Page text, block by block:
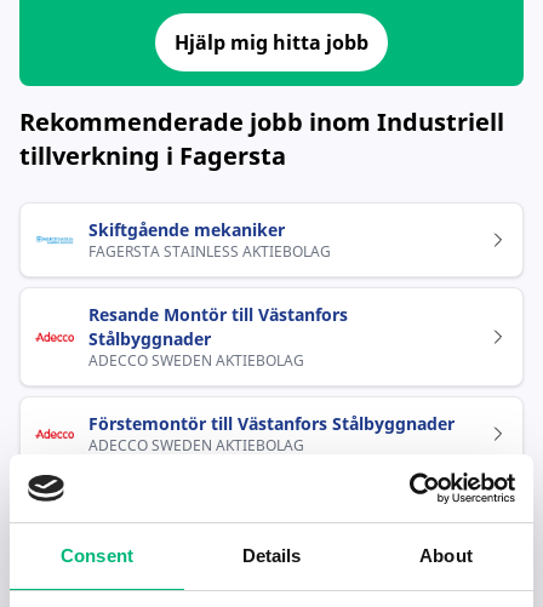
Consent Details About
Hjälp mig hitta jobb
Rekommenderade jobb inom Industriell
tillverkning i Fagersta
Skiftgående mekaniker
FAGERSTA STAINLESS AKTIEBOLAG
Resande Montör till Västanfors
Stålbyggnader
ADECCO SWEDEN AKTIEBOLAG
Förstemontör till Västanfors Stålbyggnader
ADECCO SWEDEN AKTIEBOLAG
Populära jobb inom Industriell
tillverkning i Fagersta